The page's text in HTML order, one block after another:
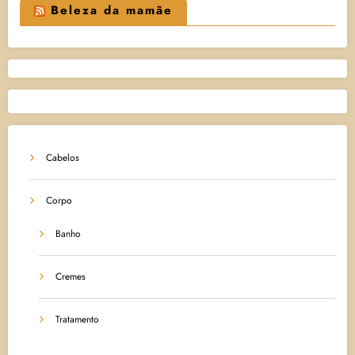
Beleza da mamãe
Cabelos
Corpo
Banho
Cremes
Tratamento